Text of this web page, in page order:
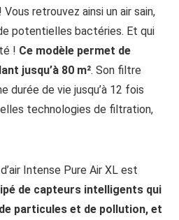
Vous retrouvez ainsi un air sain,
potentielles bactéries. Et qui
! Ce modèle permet de
jusqu’à 80 m². Son filtre
durée de vie jusqu’à 12 fois
technologies de filtration,
Intense Pure Air XL est
de capteurs intelligents qui
particules et de pollution, et